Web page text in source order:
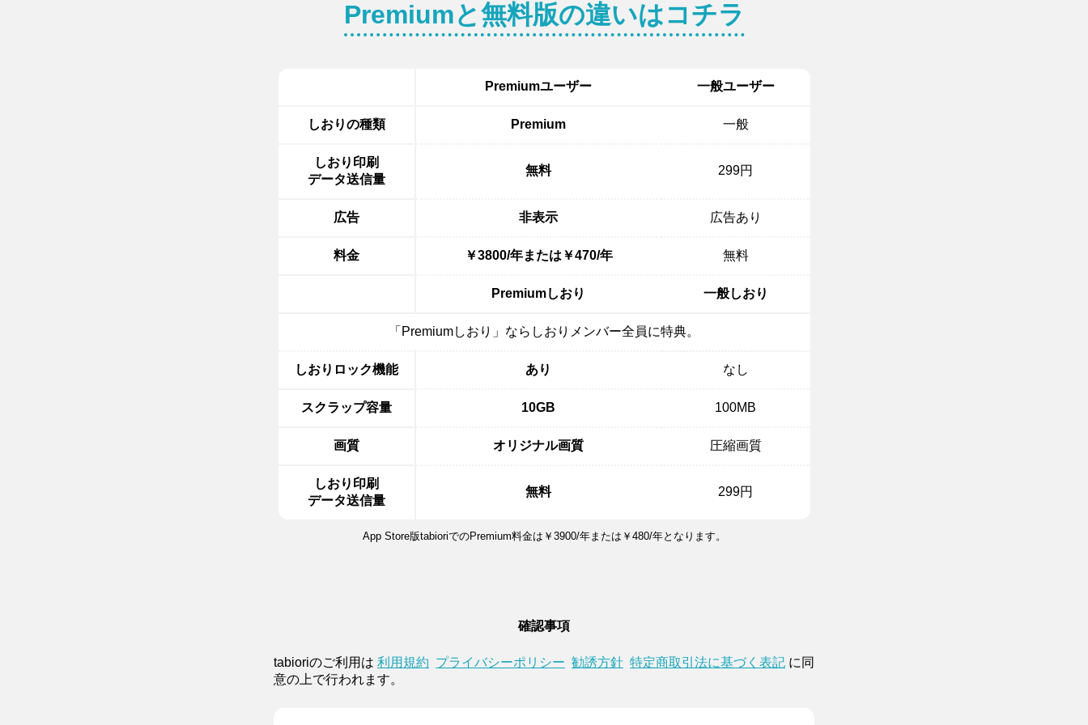
Premiumと無料版の違いはコチラ
Premiumユーザー 一般ユーザー
しおりの種類 Premium 一般
しおり印刷
データ送信量
無料 299円
広告 非表示 広告あり
料金 ￥3800/年または￥470/年 無料
Premiumしおり 一般しおり
「Premiumしおり」ならしおりメンバー全員に特典。
しおりロック機能 あり なし
スクラップ容量 10GB 100MB
画質 オリジナル画質 圧縮画質
しおり印刷
データ送信量
無料 299円
App Store版tabioriでのPremium料金は￥3900/年または￥480/年となります。
確認事項
tabioriのご利用は 利用規約 プライバシーポリシー 勧誘方針 特定商取引法に基づく表記 に同
意の上で行われます。